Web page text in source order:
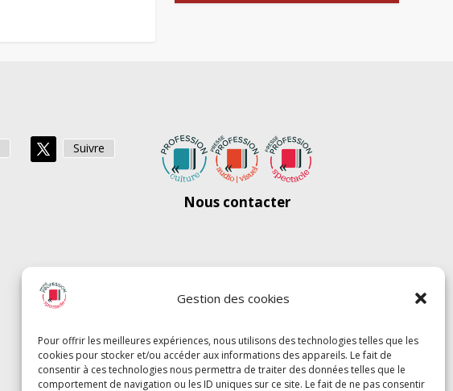
Gestion des cookies
Pour offrir les meilleures expériences, nous utilisons des technologies telles que les
cookies pour stocker et/ou accéder aux informations des appareils. Le fait de
consentir à ces technologies nous permettra de traiter des données telles que le
comportement de navigation ou les ID uniques sur ce site. Le fait de ne pas consentir
Suivre
Nous contacter